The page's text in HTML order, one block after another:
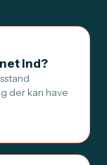
ind?
der kan have